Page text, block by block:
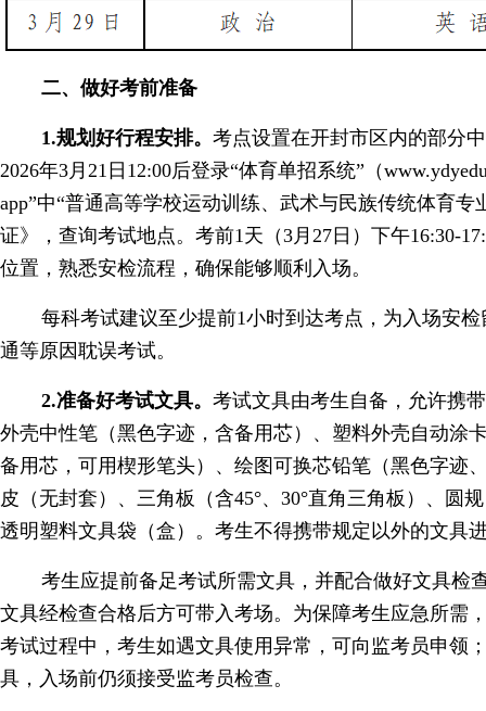
二、做好考前准备
1.规划好行程安排。考点设置在开封市区内的部分
2026年3月21日12:00后登录“体育单招系统”（
app”中“普通高等学校运动训练、武术与民族传统体育专
证》，查询考试地点。考前1天（3月27日）下午16:30-
位置，熟悉安检流程，确保能够顺利入场。
每科考试建议至少提前1小时到达考点，为入场安
通等原因耽误考试。
2.准备好考试文具。考试文具由考生自备，允许携
外壳中性笔（黑色字迹，含备用芯）、塑料外壳自动涂
备用芯，可用楔形笔头）、绘图可换芯铅笔（黑色字迹
皮（无封套）、三角板（含45°、30°直角三角板）、圆
透明塑料文具袋（盒）。考生不得携带规定以外的文具
考生应提前备足考试所需文具，并配合做好文具检
文具经检查合格后方可带入考场。为保障考生应急所需
考试过程中，考生如遇文具使用异常，可向监考员申领
具，入场前仍须接受监考员检查。